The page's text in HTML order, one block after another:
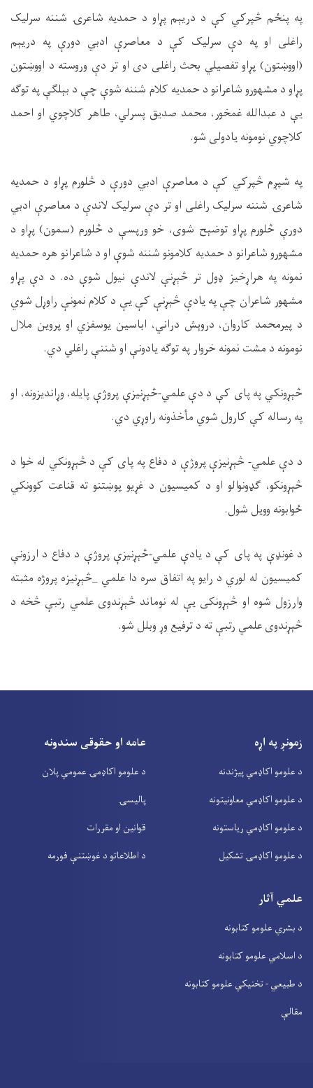
په پنځم څپرکي کې د دریېم پړاو د حمدیه شاعرۍ شننه سرلیک
راغلی او په دې سرلیک کې د معاصرې ادبي دورې په دریېم
(اووښتون) پړاو تفصیلي بحث راغلی دی او تر دې وروسته د اووښتون
پړاو د مشهورو شاعرانو د حمدیه کلام شننه شوې چې د بېلګې په توګه
یې د عبدالله غمخور، محمد صدیق پسرلي، طاهر کلاچوي او احمد
کلاچوي نومونه یادولی شو.
په شپږم څپرکي کې د معاصرې ادبي دورې د څلورم پړاو د حمدیه
شاعرۍ شننه سرلیک راغلی او تر دې سرلیک لاندې د معاصرې ادبي
دورې څلورم پړاو توضېح شوی، خو ورپسې د څلورم (سمون) پړاو د
مشهورو شاعرانو د حمدیه کلامونو شننه شوې او د شاعرانو هره حمدیه
نمونه په هراړخیز ډول تر څېړنې لاندې نیول شوې ده. د دې پړاو
مشهور شاعران چې په یادې څېړنې کې یې د کلام نمونې راوړل شوي
د پیرمحمد کاروان، دروېش دراني، اباسین یوسفزي او پروین ملال
نومونه د مشت نمونه خروار په توګه یادونې او شننې راغلي دي.
څېړونکي په پای کې د دې علمي-څېړنيزې پروژې پايله، وړانديزونه، او
په رساله کې کارول شوي مأخذونه راوړي دي.
د دې علمي- څېړنيزې پروژې د دفاع په پای کې د څېړونکي له خوا د
څېړونکو، ګډونوالو او د کمیسیون د غړیو پوښتنو ته قناعت کوونکي
ځوابونه وويل شول.
د غونډې په پای کې د یادې علمي-څېړنيزې پروژې د دفاع د ارزونې
کميسيون له لوري د رايو په اتفاق سره دا علمي _څېړنیزه پروژه مثبته
وارزول شوه او څېړونکی یې له نوماند څېړندوی علمي رتبې څخه د
څېړندوی علمي رتبې ته د ترفیع وړ وبلل شو.
زمونږ په اړه
د علومو اکاډمي پیژندنه
د علومو اکاډمي معاونیتونه
د علومو اکاډمي ریاستونه
د علومو اکاډمۍ تشکیل
عامه او حقوقی سندونه
د علومو اکاډمۍ عمومي پلان
پالیسۍ
قوانین او مقررات
د اطلاعاتو د غوښتنې فورمه
علمي آثار
د بشري علومو کتابونه
د اسلامي علومو کتابونه
د طبیعي - تخنیکي علومو کتابونه
مقالې